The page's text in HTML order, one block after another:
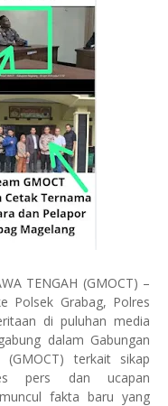
TENGAH (GMOCT) –
Polsek Grabag, Polres
di puluhan media
dalam Gabungan
terkait sikap
pers dan ucapan
fakta baru yang